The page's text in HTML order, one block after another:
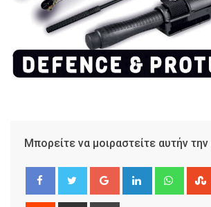
Μπορείτε να μοιραστείτε αυτήν
Google+ LinkedIn